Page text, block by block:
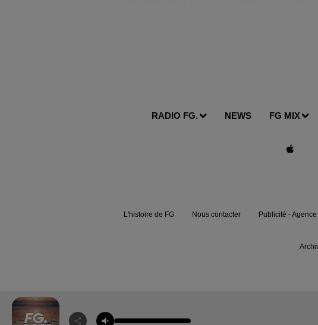
RADIO FG. NEWS FG MIX
L'histoire de FG Nous contacter Publicité - Agence